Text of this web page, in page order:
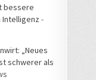
bessere
-
„Neues
schwerer als